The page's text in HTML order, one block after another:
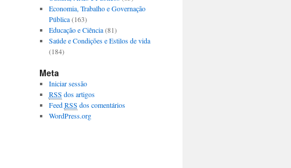
Economia, Trabalho e Governação
Pública(163)
Educação e Ciência(81)
Saúde e Condições e Estilos de vida
(184)
Meta
Iniciar sessão
RSS dos artigos
FeedRSS dos comentários
WordPress.org